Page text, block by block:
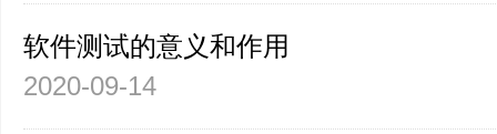
软件测试的意义和作用
2020-09-14